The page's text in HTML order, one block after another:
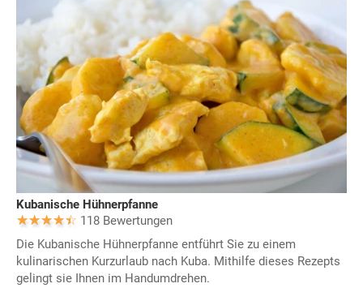
Kubanische Hühnerpfanne
118 Bewertungen
Die Kubanische Hühnerpfanne entführt Sie zu einem
kulinarischen Kurzurlaub nach Kuba. Mithilfe dieses Rezepts
gelingt sie Ihnen im Handumdrehen.